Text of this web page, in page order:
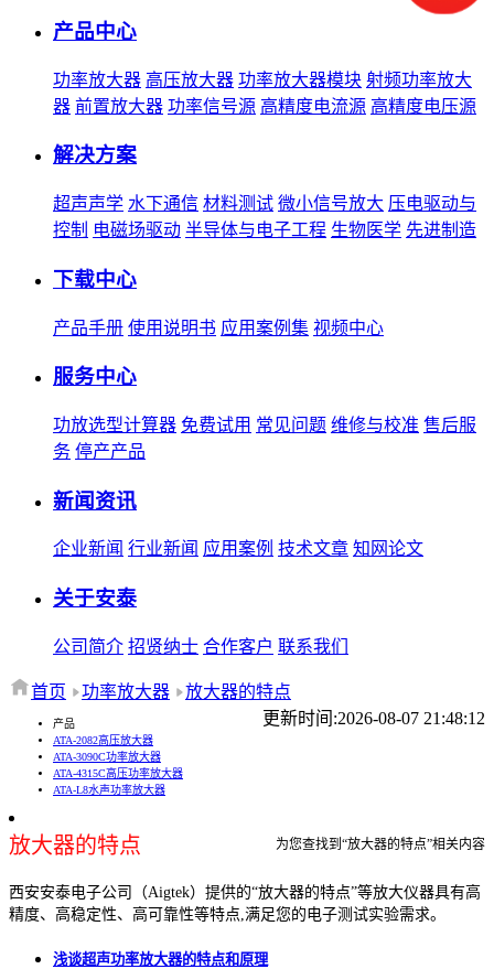
产品中心
功率放大器 高压放大器 功率放大器模块 射频功率放大
器 前置放大器 功率信号源 高精度电流源 高精度电压源
解决方案
超声声学 水下通信 材料测试 微小信号放大 压电驱动与
控制 电磁场驱动 半导体与电子工程 生物医学 先进制造
下载中心
产品手册 使用说明书 应用案例集 视频中心
服务中心
功放选型计算器 免费试用 常见问题 维修与校准 售后服
务 停产产品
新闻资讯
企业新闻 行业新闻 应用案例 技术文章 知网论文
关于安泰
公司简介 招贤纳士 合作客户 联系我们
首页 功率放大器
放大器的特点
更新时间:2026-08-07 21:48:12
产品
ATA-2082高压放大器
ATA-3090C功率放大器
ATA-4315C高压功率放大器
ATA-L8水声功率放大器
放大器的特点 为您查找到“放大器的特点”相关内容
西安安泰电子公司（Aigtek）提供的“放大器的特点”等放大仪器具有高
精度、高稳定性、高可靠性等特点,满足您的电子测试实验需求。
浅谈超声功率放大器的特点和原理